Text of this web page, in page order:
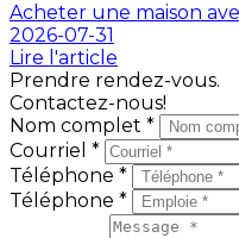
Acheter une maison
2026-07-31
Lire l'article
Prendre rendez-vous.
Contactez-nous!
Nom complet *
Courriel *
Téléphone *
Téléphone *